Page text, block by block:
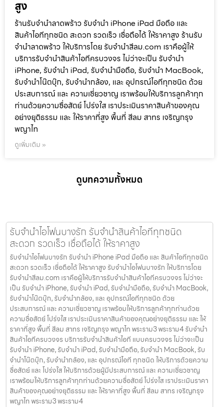
สูง
ร้านรับจำนำลาดพร้าว รับจำนำ iPhone iPad มือถือ และ
สินค้าไอทีทุกชนิด สะดวก รวดเร็ว เชื่อถือได้ ให้ราคาสูง ร้านรับ
จำนำลาดพร้าว ให้บริการโดย รับจํานําสีลม.com เราคือผู้ให้
บริการรับจำนำสินค้าไอทีครบวงจร ไม่ว่าจะเป็น รับจำนำ
iPhone, รับจำนำ iPad, รับจำนำมือถือ, รับจำนำ MacBook,
รับจำนำโน๊ตบุ๊ก, รับจำนำกล้อง, และ อุปกรณ์ไอทีทุกชนิด ด้วย
ประสบการณ์ และ ความเชี่ยวชาญ เราพร้อมให้บริการลูกค้าทุก
ท่านด้วยความซื่อสัตย์ โปร่งใส เราประเมินราคาสินค้าของคุณ
อย่างยุติธรรม และ ให้ราคาที่สูง พื้นที่ สีลม สาทร เจริญกรุง
พญาไท
ดูเพิ่มเติม »
ดูบทความทั้งหมด
รับจำนำไอโฟนบางรัก รับจำนำสินค้าไอทีทุกชนิด
สะดวก รวดเร็ว เชื่อถือได้ ให้ราคาสูง
รับจำนำไอโฟนบางรัก รับจำนำ iPhone iPad มือถือ และ สินค้าไอทีทุกชนิด
สะดวก รวดเร็ว เชื่อถือได้ ให้ราคาสูง รับจำนำไอโฟนบางรัก ให้บริการโดย
รับจํานําสีลม.com เราคือผู้ให้บริการรับจำนำสินค้าไอทีครบวงจร ไม่ว่าจะ
เป็น รับจำนำ iPhone, รับจำนำ iPad, รับจำนำมือถือ, รับจำนำ MacBook,
รับจำนำโน๊ตบุ๊ก, รับจำนำกล้อง, และ อุปกรณ์ไอทีทุกชนิด ด้วย
ประสบการณ์ และ ความเชี่ยวชาญ เราพร้อมให้บริการลูกค้าทุกท่านด้วย
ความซื่อสัตย์ โปร่งใส เราประเมินราคาสินค้าของคุณอย่างยุติธรรม และ ให้
ราคาที่สูง พื้นที่ สีลม สาทร เจริญกรุง พญาไท พระราม3 พระราม4 รับจำนำ
สินค้าไอทีครบวงจร บริการรับจำนำสินค้าไอที แบบครบวงจร ไม่ว่าจะเป็น
รับจำนำ iPhone, รับจำนำ iPad, รับจำนำมือถือ, รับจำนำ MacBook, รับ
จำนำโน๊ตบุ๊ก, รับจำนำกล้อง, และ อุปกรณ์ไอที ทุกชนิด ให้บริการด้วยความ
ซื่อสัตย์ และ โปร่งใส ให้บริการด้วยผู้มีประสบการณ์ และ ความเชี่ยวชาญ
เราพร้อมให้บริการลูกค้าทุกท่านด้วยความซื่อสัตย์ โปร่งใส เราประเมินราคา
สินค้าของคุณอย่างยุติธรรม และ ให้ราคาที่สูง พื้นที่ สีลม สาทร เจริญกรุง
พญาไท พระราม3 พระราม4